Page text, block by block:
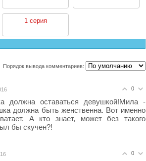
1 серия
Порядок вывода комментариев:
0
должна оставаться девушкой!Мила -
должна быть женственна. Вот именно
А кто знает, может без такого
бы скучен?!
0